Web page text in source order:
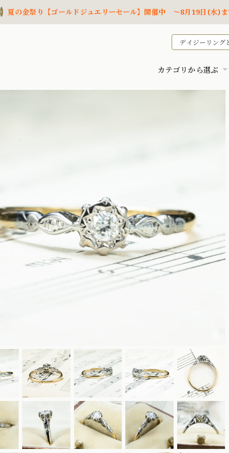
夏の金祭り【ゴールドジュエリーセール】開催中 ～8月19日(水)
デイジーリング
カテゴリから選ぶ